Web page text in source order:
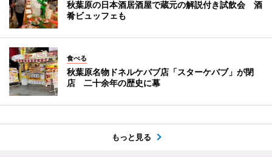
秋葉原の日本酒居酒屋で蔵元の解説付き試飲会 酒
肴ビュッフェも
食べる
秋葉原名物ドネルケバブ店「スターケバブ」が閉
店 二十余年の歴史に幕
もっと見る